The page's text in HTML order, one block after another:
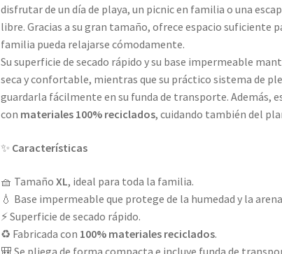
disfrutar de un día de playa, un picnic en familia o una
libre. Gracias a su gran tamaño, ofrece espacio suficiente
familia pueda relajarse cómodamente.
Su superficie de secado rápido y su base impermeable
seca y confortable, mientras que su práctico sistema de
guardarla fácilmente en su funda de transporte. Además,
con materiales 100% reciclados, cuidando también del
✨ Características
🧺 TamañoXL, ideal para toda la familia.
💧 Base impermeable que protege de la humedad y la
⚡ Superficie de secado rápido.
♻️ Fabricada con 100% materiales reciclados.
🎒 Se pliega de forma compacta e incluye funda de